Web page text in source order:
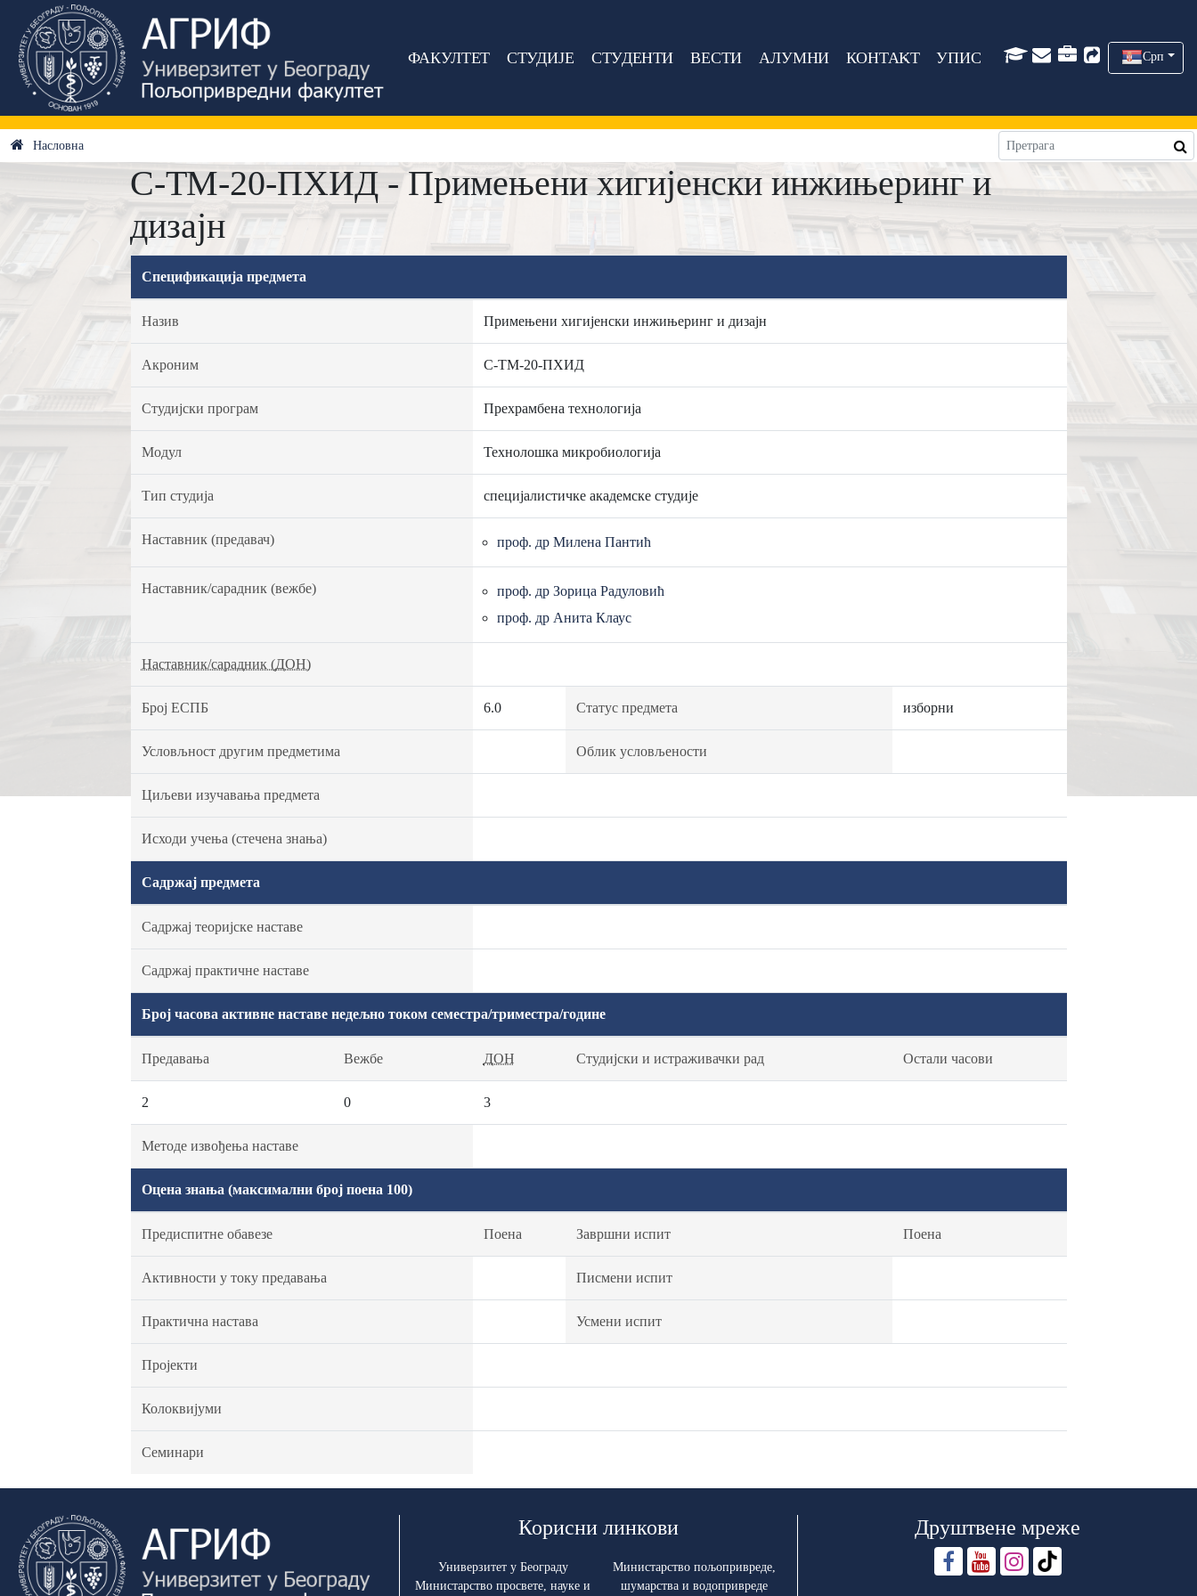
ФАКУЛТЕТ СТУДИЈЕ СТУДЕНТИ ВЕСТИ АЛУМНИ КОНТАКТ УПИС Срп
Насловна
C-ТМ-20-ПХИД - Примењени хигијенски инжињеринг и
дизајн
Спецификација предмета
Назив Примењени хигијенски инжињеринг и дизајн
Акроним C-ТМ-20-ПХИД
Студијски програм Прехрамбена технологија
Модул Технолошка микробиологија
Тип студија специјалистичке академске студије
Наставник (предавач) проф. др Милена Пантић
Наставник/сарадник (вежбе)
проф. др Зорица Радуловић
проф. др Анита Клаус
Наставник/сарадник (ДОН)
Број ЕСПБ 6.0 Статус предмета изборни
Условљност другим предметима Облик условљености
Циљеви изучавања предмета
Исходи учења (стечена знања)
Садржај предмета
Садржај теоријске наставе
Садржај практичне наставе
Број часова активне наставе недељно током семестра/триместра/године
Предавања Вежбе ДОН Студијски и истраживачки рад Остали часови
2 0 3
Методе извођења наставе
Оцена знања (максимални број поена 100)
Предиспитне обавезе Поена Завршни испит Поена
Активности у току предавања Писмени испит
Практична настава Усмени испит
Пројекти
Колоквијуми
Семинари
Корисни линкови
Универзитет у Београду
Министарство просвете, науке и
Министарство пољопривреде,
шумарства и водопривреде
Друштвене мреже